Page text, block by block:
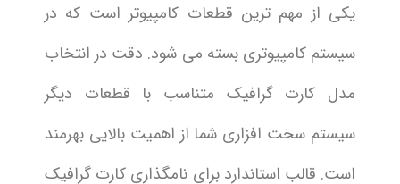
یکی از مهم ترین قطعات کامپیوتر است که در
سیستم کامپیوتری بسته می شود. دقت در انتخاب
مدل کارت گرافیک متناسب با قطعات دیگر
سیستم سخت افزاری شما از اهمیت بالایی بهرمند
است. قالب استاندارد برای نامگذاری کارت گرافیک